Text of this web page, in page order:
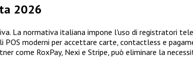
2026
La normativa italiana impone l'uso di registratori
moderni per accettare carte, contactless e
come RoxPay, Nexi e Stripe, può eliminare la